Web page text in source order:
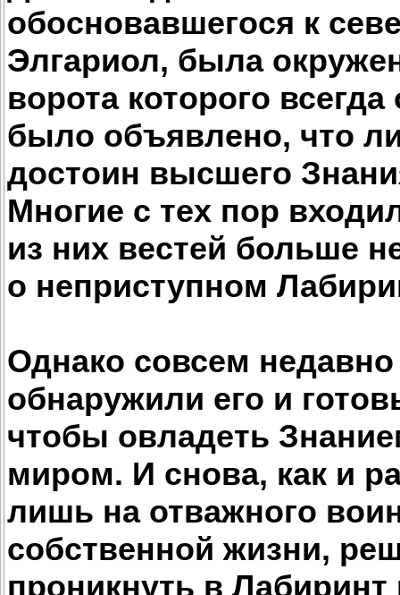
обосновавшегося к
Элгариол, была
ворота которого
было объявлено, что
достоин высшего
Многие с тех пор
из них вестей больше
о неприступном
Однако совсем
обнаружили его и
чтобы овладеть
миром. И снова, как и
лишь на отважного
собственной жизни,
проникнуть в Лабиринт